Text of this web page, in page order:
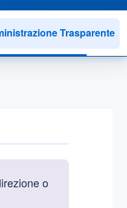
Trasparente
o